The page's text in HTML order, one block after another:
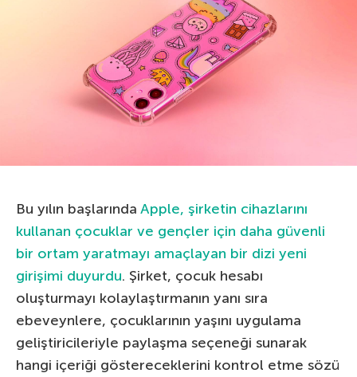
Bu yılın başlarında Apple, şirketin cihazlarını
kullanan çocuklar ve gençler için daha güvenli
bir ortam yaratmayı amaçlayan bir dizi yeni
girişimi duyurdu. Şirket, çocuk hesabı
oluşturmayı kolaylaştırmanın yanı sıra
ebeveynlere, çocuklarının yaşını uygulama
geliştiricileriyle paylaşma seçeneği sunarak
hangi içeriği göstereceklerini kontrol etme sözü